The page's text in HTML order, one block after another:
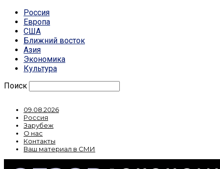
Россия
Европа
США
Ближний восток
Азия
Экономика
Культура
Поиск
09.08.2026
Россия
Зарубеж
О нас
Контакты
Ваш материал в СМИ